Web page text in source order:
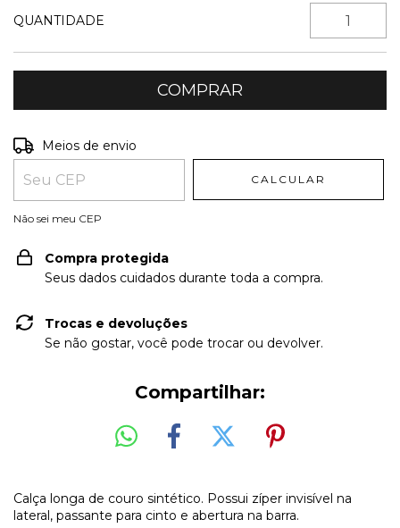
QUANTIDADE
Entregas para o CEP:
Meios de envio
CALCULAR
Não sei meu CEP
Compra protegida
Seus dados cuidados durante toda a compra.
Trocas e devoluções
Se não gostar, você pode trocar ou devolver.
Compartilhar:
Calça longa de couro sintético. Possui zíper invisível na
lateral, passante para cinto e abertura na barra.